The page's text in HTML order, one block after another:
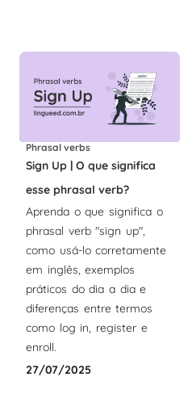
Phrasal verbs
Sign Up | O que significa
esse phrasal verb?
Aprenda o que significa o
phrasal verb "sign up",
como usá-lo corretamente
em inglês, exemplos
práticos do dia a dia e
diferenças entre termos
como log in, register e
enroll.
27/07/2025